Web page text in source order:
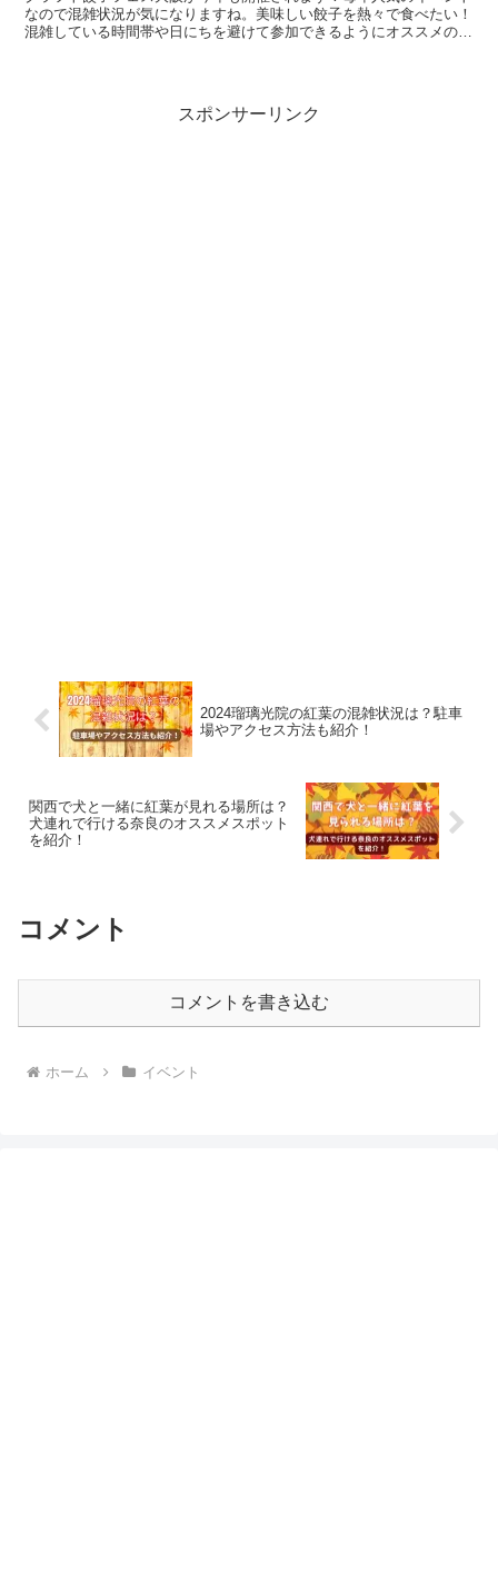
なので混雑状況が気になりますね。美味しい餃子を熱々で食べたい！
混雑している時間帯や日にちを避けて参加できるようにオススメの時
スポンサーリンク
2024瑠璃光院の紅葉の混雑状況は？駐車
場やアクセス方法も紹介！
関西で犬と一緒に紅葉が見れる場所は？
犬連れで行ける奈良のオススメスポット
を紹介！
コメント
コメントを書き込む
ホーム イベント